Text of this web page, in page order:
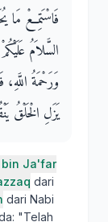
فَاسْتَمِعْ مَا
السَّلاَمُ
وَرَحْمَةُ
يَزَلِ الْخَلْقُ
bin Ja'far
dari
dari Nabi
"Telah